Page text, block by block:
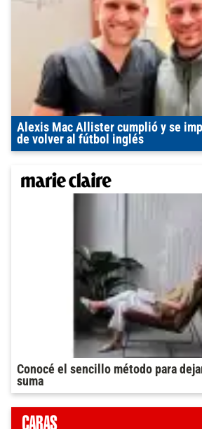
Alexis Mac Allister cumplió y se
de volver al fútbol inglés
Conocé el sencillo método para
suma